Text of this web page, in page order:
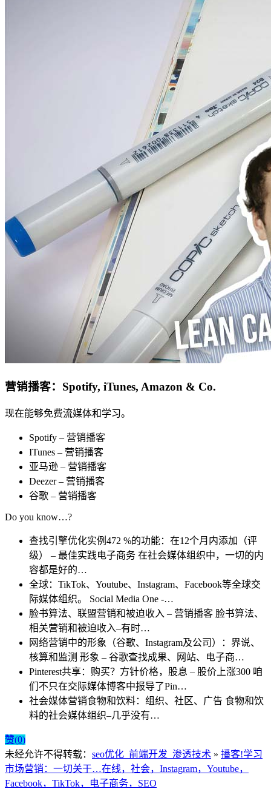
营销播客：Spotify, iTunes, Amazon & Co.
现在能够免费流媒体和学习。
Spotify – 营销播客
ITunes – 营销播客
亚马逊 – 营销播客
Deezer – 营销播客
谷歌 – 营销播客
Do you know…?
查找引擎优化实例472 %的功能：在12个月内添加（评
级） – 最佳实践电子商务 在社会媒体组织中，一切的内
容都是好的…
全球：TikTok、Youtube、Instagram、Facebook等全球交
际媒体组织。
Social Media One -…
脸书算法、联盟营销和被迫收入 – 营销播客 脸书算法、
相关营销和被迫收入–有时…
网络营销中的形象（谷歌、Instagram及公司）：界说、
核算和监测 形象 – 谷歌查找成果、网站、电子商…
Pinterest共享：购买？方针价格，股息 – 股价上涨300 咱
们不只在交际媒体博客中报导了Pin…
社会媒体营销食物和饮料：组织、社区、广告 食物和饮
料的社会媒体组织–几乎没有…
赞(0)
未经允许不得转载： seo优化_前端开发_渗透技术 » 播客!学习
市场营销：一切关于…在线，社会，Instagram，Youtube，
Facebook，TikTok，电子商务，SEO